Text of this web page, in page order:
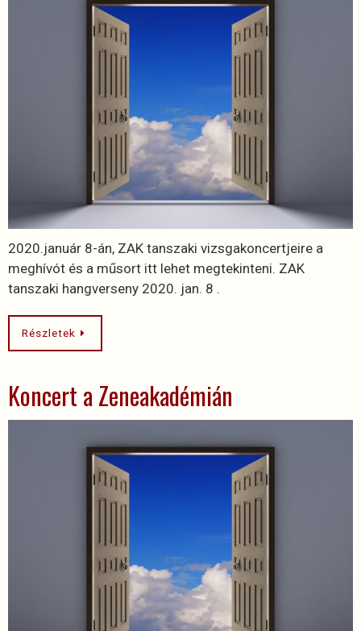
2020.január 8-án, ZAK tanszaki vizsgakoncertjeire a
meghívót és a műsort itt lehet megtekinteni. ZAK
tanszaki hangverseny 2020. jan. 8 .
Részletek
Koncert a Zeneakadémián